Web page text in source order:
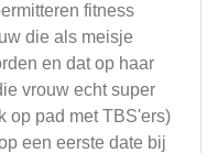
fitness
die als meisje
en dat op haar
vrouw echt super
op pad met TBS'ers)
een eerste date bij